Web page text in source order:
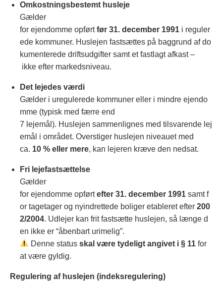
Omkostningsbestemt husleje
Gælder
for ejendomme opførtfør 31. december 1991 i reguler
ede kommuner. Huslejen fastsættes på baggrund af do
kumenterede driftsudgifter samt et fastlagt afkast –
ikke efter markedsniveau.
Det lejedes værdi
Gælder i uregulerede kommuner eller i mindre ejendo
mme (typisk med færre end
7 lejemål). Huslejen sammenlignes med tilsvarende lej
emål i området. Overstiger huslejen niveauet med
ca. 10 % eller mere, kan lejeren kræve den nedsat.
Fri lejefastsættelse
Gælder
for ejendomme opførtefter 31. december 1991 samt f
or tagetager og nyindrettede boliger etableret efter 200
2/2004. Udlejer kan frit fastsætte huslejen, så længe d
en ikke er “åbenbart urimelig”.
Denne statusskal være tydeligt angivet i § 11 for
at være gyldig.
Regulering af huslejen (indeksregulering)